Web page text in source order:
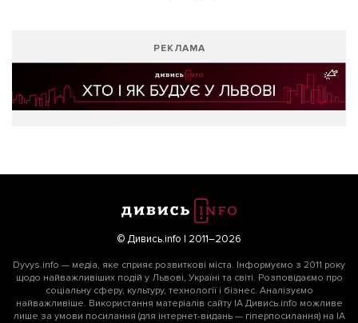
РЕКЛАМА
© Дивись.info | 2011–2026
Dyvys.info — медіа, яке сприяє розвиткові міста. Інформуємо з 2011 року
щодо найважливіших подій у Львові, Україні та світі. Розповідаємо про
соціальну сферу, культуру, технології і бізнес. Аналізуємо
найважливіше. Використання матеріалів сайту ІА Дивись.info можливе
лише за умови посилання (для інтернет-видань — гіперпосилання) на ІА